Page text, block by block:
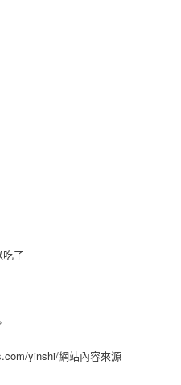
了
yinshi/網站內容來源